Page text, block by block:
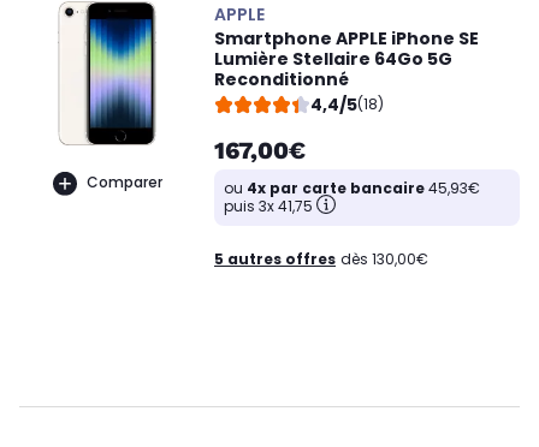
Comparer
APPLE
Smartphone APPLE iPhone SE
Lumière Stellaire 64Go 5G
Reconditionné
4,4/5(18)
167,00€
ou 4x par carte bancaire45,93€
puis 3x 41,75
5 autres offres dès 130,00€